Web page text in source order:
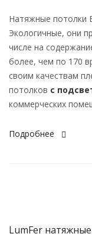
Натяжные потолки
Экологичные, они
числе на
более, чем по 170
своим качествам
потолков с
коммерческих
Подробнее
LumFer